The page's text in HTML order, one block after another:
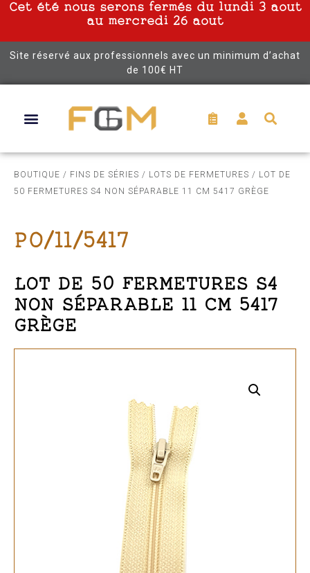
Cet été nous serons fermés du lundi 3 aout
au mercredi 26 aout
Site réservé aux professionnels avec un minimum d’achat
de 100€ HT
BOUTIQUE / FINS DE SÉRIES / LOTS DE FERMETURES / LOT DE
50 FERMETURES S4 NON SÉPARABLE 11 CM 5417 GRÈGE
PO/11/5417
LOT DE 50 FERMETURES S4
NON SÉPARABLE 11 CM 5417
GRÈGE